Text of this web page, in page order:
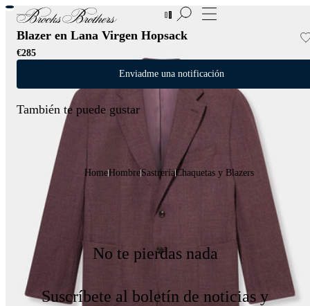
Nuevas incorporaciones a las Rebajas | Hasta 50%
Blazer en Lana Virgen Hopsack
€285
Enviadme una notificación
También te puede gustar
HomeHombreSastreríaChaquetas y Blazers
No te pierdas nada
Suscríbete al boletín de noticias y